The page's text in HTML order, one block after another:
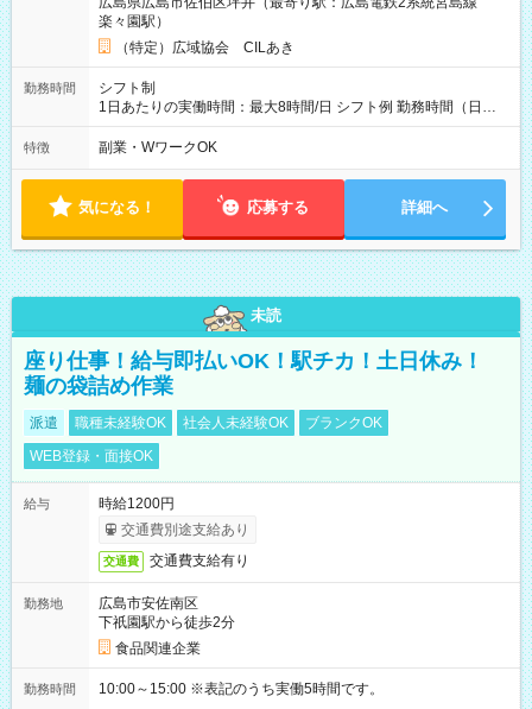
楽々園駅）
（特定）広域協会 CILあき
勤務時間
シフト制
1日あたりの実働時間：最大8時間/日 シフト例 勤務時間（日
勤）・8時～18時 （実働時間8時間 待機休憩2時間）（日勤1回
あたりの給与 2万円）
特徴 副業・WワークOK
気になる！ 応募する 詳細へ
未読
座り仕事！給与即払いOK！駅チカ！土日休み！
麺の袋詰め作業
派遣 職種未経験OK 社会人未経験OK
ブランクOK
WEB登録・面接OK
給与
時給1200円
交通費別途支給あり
交通費 交通費支給有り
勤務地
広島市安佐南区
下祇園駅から徒歩2分
食品関連企業
勤務時間 10:00～15:00 ※表記のうち実働5時間です。